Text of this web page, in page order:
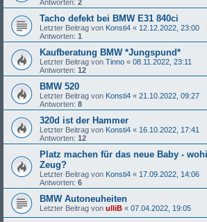
Antworten: 2
Tacho defekt bei BMW E31 840ci
Letzter Beitrag von Konsti4 « 12.12.2022, 23:00
Antworten: 1
Kaufberatung BMW *Jungspund*
Letzter Beitrag von Tinno « 08.11.2022, 23:11
Antworten: 12
BMW 520
Letzter Beitrag von Konsti4 « 21.10.2022, 09:27
Antworten: 8
320d ist der Hammer
Letzter Beitrag von Konsti4 « 16.10.2022, 17:41
Antworten: 12
Platz machen für das neue Baby -
Zeug?
Letzter Beitrag von Konsti4 « 17.09.2022, 14:06
Antworten: 6
BMW Autoneuheiten
Letzter Beitrag von ulliB « 07.04.2022, 19:05